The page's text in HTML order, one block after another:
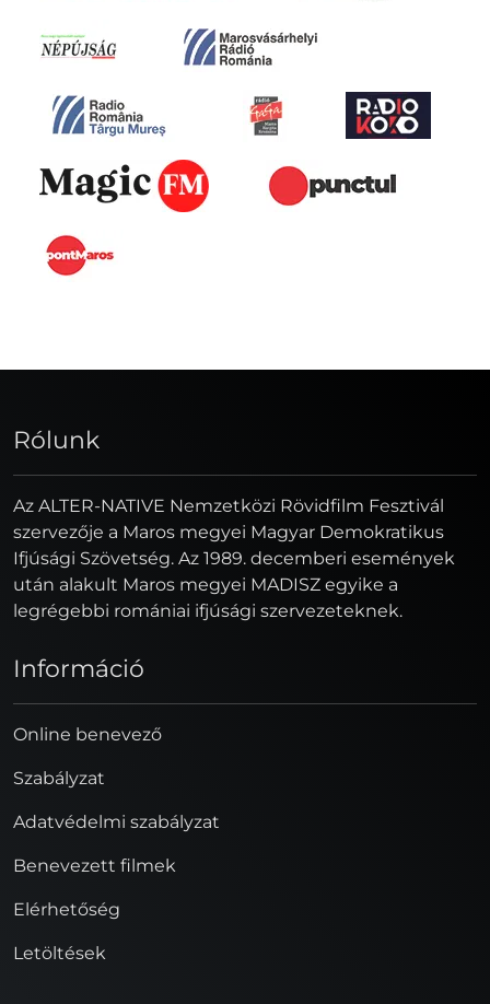
Rólunk
Az ALTER-NATIVE Nemzetközi Rövidfilm Fesztivál
szervezője a Maros megyei Magyar Demokratikus
Ifjúsági Szövetség. Az 1989. decemberi események
után alakult Maros megyei MADISZ egyike a
legrégebbi romániai ifjúsági szervezeteknek.
Információ
Online benevező
Szabályzat
Adatvédelmi szabályzat
Benevezett filmek
Elérhetőség
Letöltések